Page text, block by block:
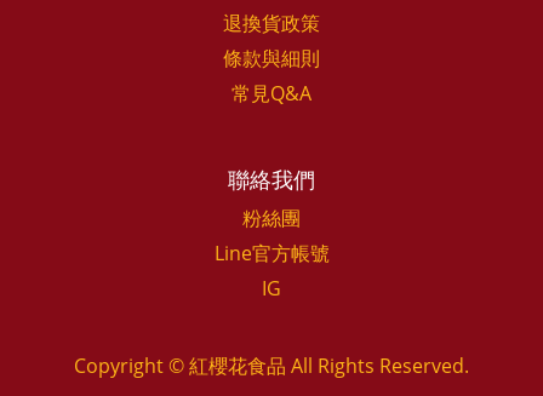
退換貨政策
條款與細則
常見Q&A
聯絡我們
粉絲團
Line官方帳號
IG
Copyright © 紅櫻花食品 All Rights Reserved.